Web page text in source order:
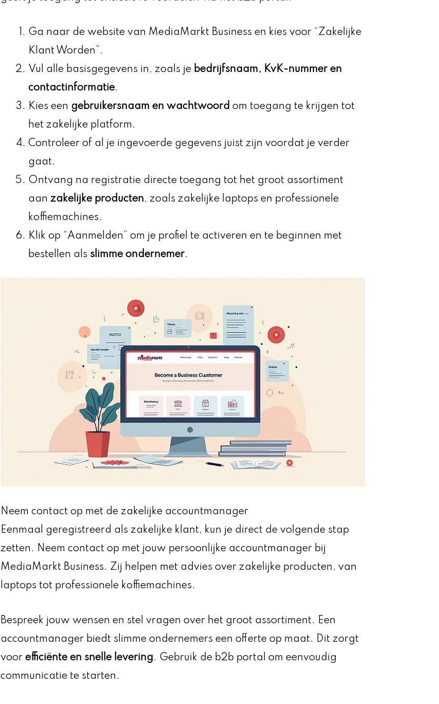
Ga naar de website van MediaMarkt Business en kies voor “Zakelijke
Klant Worden”.
Vul alle basisgegevens in, zoals je bedrijfsnaam, KvK-nummer en
contactinformatie.
Kies een gebruikersnaam en wachtwoord om toegang te krijgen tot
het zakelijke platform.
Controleer of al je ingevoerde gegevens juist zijn voordat je verder
gaat.
Ontvang na registratie directe toegang tot het groot assortiment
aan zakelijke producten, zoals zakelijke laptops en professionele
koffiemachines.
Klik op “Aanmelden” om je profiel te activeren en te beginnen met
bestellen als slimme ondernemer.
Neem contact op met de zakelijke accountmanager
Eenmaal geregistreerd als zakelijke klant, kun je direct de volgende stap
zetten. Neem contact op met jouw persoonlijke accountmanager bij
MediaMarkt Business. Zij helpen met advies over zakelijke producten, van
laptops tot professionele koffiemachines.
Bespreek jouw wensen en stel vragen over het groot assortiment. Een
accountmanager biedt slimme ondernemers een offerte op maat. Dit zorgt
voor efficiënte en snelle levering. Gebruik de b2b portal om eenvoudig
communicatie te starten.